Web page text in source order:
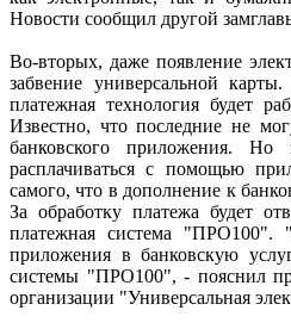
Новости сообщил другой
Во-вторых, даже появление
забвение универсальной
платежная технология будет
Известно, что последние не
банковского приложения. Но
расплачиваться с помощью
самого, что в дополнение к
За обработку платежа будет
платежная система "ПРО100".
приложения в банковскую
системы "ПРО100", - пояснил
организации "Универсальная